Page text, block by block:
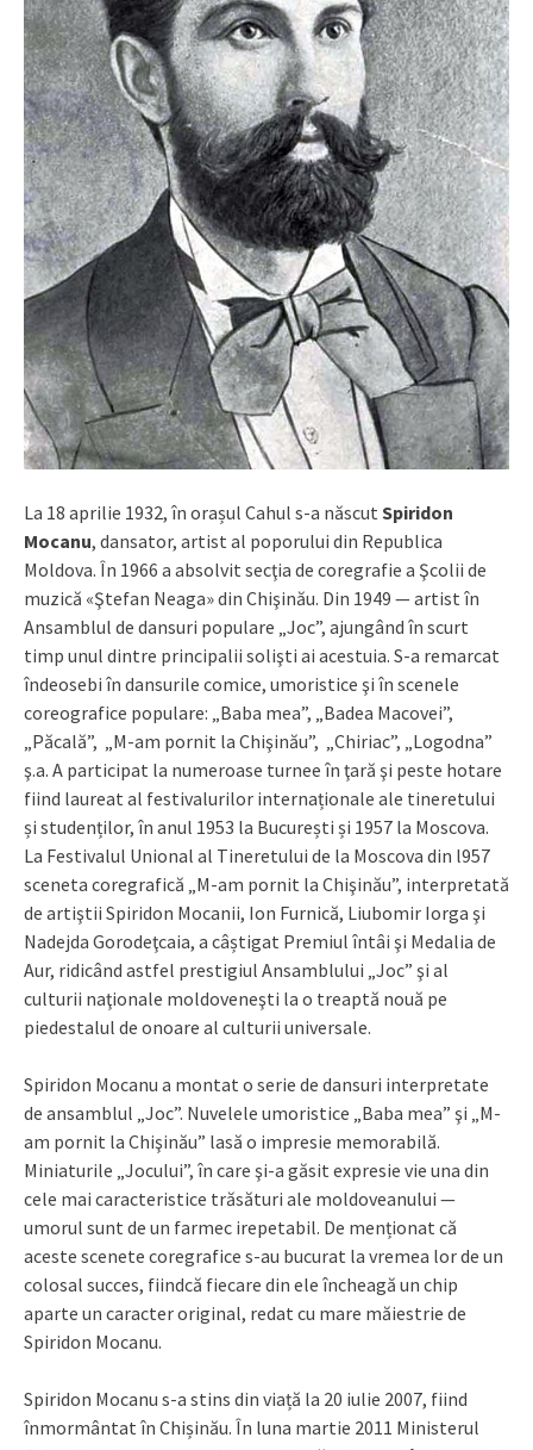
La 18 aprilie 1932, în orașul Cahul s-a născut Spiridon
Mocanu, dansator, artist al poporului din Republica
Moldova. În 1966 a absolvit secţia de coregrafie a Şcolii de
muzică «Ştefan Neaga» din Chişinău. Din 1949 — artist în
Ansamblul de dansuri populare „Joc”, ajungând în scurt
timp unul dintre principalii solişti ai acestuia. S-a remarcat
îndeosebi în dansurile comice, umoristice şi în scenele
coreografice populare: „Baba mea”, „Badea Macovei”,
„Păcală”, „M-am pornit la Chişinău”, „Chiriac”, „Logodna”
ş.a. A participat la numeroase turnee în ţară şi peste hotare
fiind laureat al festivalurilor internaționale ale tineretului
și studenților, în anul 1953 la București și 1957 la Moscova.
La Festivalul Unional al Tineretului de la Moscova din l957
sceneta coregrafică „M-am pornit la Chişinău”, interpretată
de artiştii Spiridon Mocanii, Ion Furnică, Liubomir Iorga şi
Nadejda Gorodeţcaia, a câștigat Premiul întâi şi Medalia de
Aur, ridicând astfel prestigiul Ansamblului „Joc” şi al
culturii naţionale moldoveneşti la o treaptă nouă pe
piedestalul de onoare al culturii universale.
Spiridon Mocanu a montat o serie de dansuri interpretate
de ansamblul „Joc”. Nuvelele umoristice „Baba mea” şi „M-
am pornit la Chişinău” lasă o impresie memorabilă.
Miniaturile „Jocului”, în care şi-a găsit expresie vie una din
cele mai caracteristice trăsături ale moldoveanului —
umorul sunt de un farmec irepetabil. De menționat că
aceste scenete coregrafice s-au bucurat la vremea lor de un
colosal succes, fiindcă fiecare din ele încheagă un chip
aparte un caracter original, redat cu mare măiestrie de
Spiridon Mocanu.
Spiridon Mocanu s-a stins din viață la 20 iulie 2007, fiind
înmormântat în Chișinău. În luna martie 2011 Ministerul